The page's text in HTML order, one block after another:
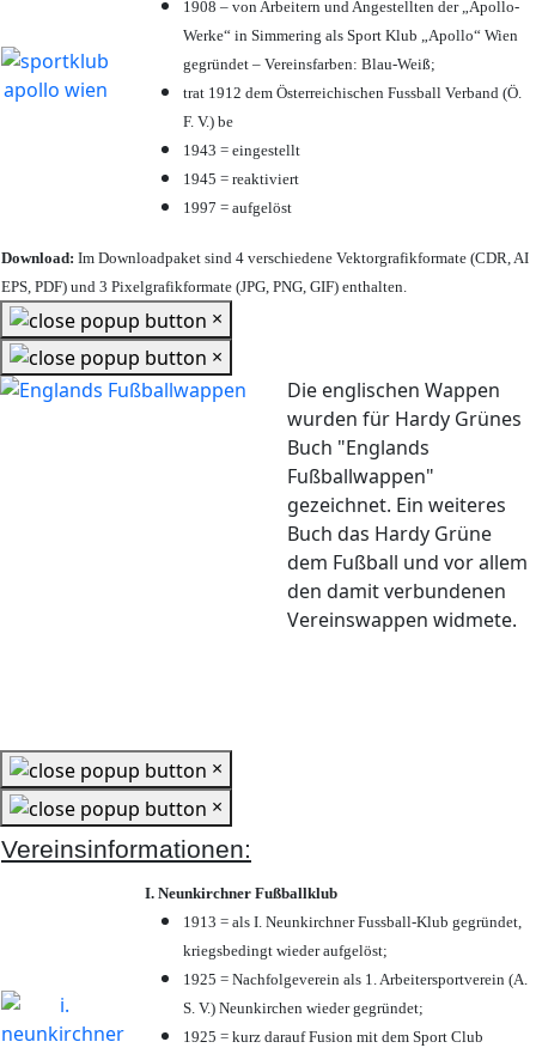
1908 – von Arbeitern und Angestellten der „Apollo-
Werke“ in Simmering als Sport Klub „Apollo“ Wien
gegründet – Vereinsfarben: Blau-Weiß;
trat 1912 dem Österreichischen Fussball Verband (Ö.
F. V.) be
1943 = eingestellt
1945 = reaktiviert
1997 = aufgelöst
Download: Im Downloadpaket sind 4 verschiedene Vektorgrafikformate (CDR, AI
EPS, PDF) und 3 Pixelgrafikformate (JPG, PNG, GIF) enthalten.
×
×
Die englischen Wappen
wurden für Hardy Grünes
Buch "Englands
Fußballwappen"
gezeichnet. Ein weiteres
Buch das Hardy Grüne
dem Fußball und vor allem
den damit verbundenen
Vereinswappen widmete.
×
×
Vereinsinformationen:
I. Neunkirchner Fußballklub
1913 = als I. Neunkirchner Fussball-Klub gegründet,
kriegsbedingt wieder aufgelöst;
1925 = Nachfolgeverein als 1. Arbeitersportverein (A.
S. V.) Neunkirchen wieder gegründet;
1925 = kurz darauf Fusion mit dem Sport Club